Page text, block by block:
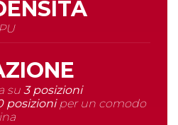
su 3 posizioni
posizioniper un comodo